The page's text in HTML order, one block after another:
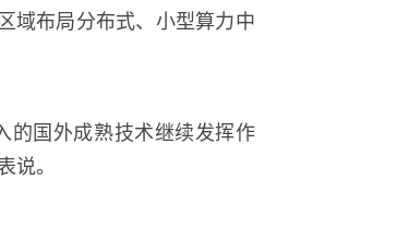
域布局分布式、小型算力中
的国外成熟技术继续发挥作
说。